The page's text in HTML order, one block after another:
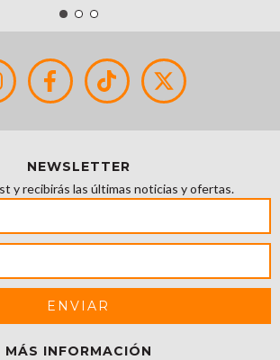
NEWSLETTER
y recibirás las últimas noticias y ofertas.
MÁS INFORMACIÓN